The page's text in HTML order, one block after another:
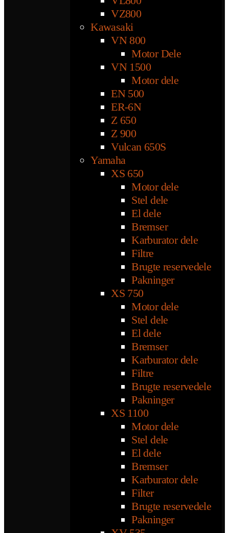
VZ800
Kawasaki
VN 800
Motor Dele
VN 1500
Motor dele
EN 500
ER-6N
Z 650
Z 900
Vulcan 650S
Yamaha
XS 650
Motor dele
Stel dele
El dele
Bremser
Karburator dele
Filtre
Brugte reservedele
Pakninger
XS 750
Motor dele
Stel dele
El dele
Bremser
Karburator dele
Filtre
Brugte reservedele
Pakninger
XS 1100
Motor dele
Stel dele
El dele
Bremser
Karburator dele
Filter
Brugte reservedele
Pakninger